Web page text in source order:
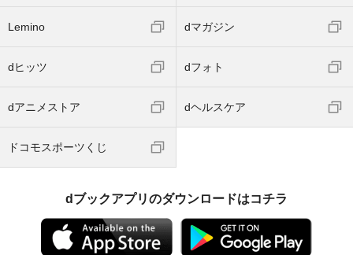
Lemino dマガジン
dヒッツ dフォト
dアニメストア dヘルスケア
ドコモスポーツくじ
dブックアプリのダウンロードはコチラ